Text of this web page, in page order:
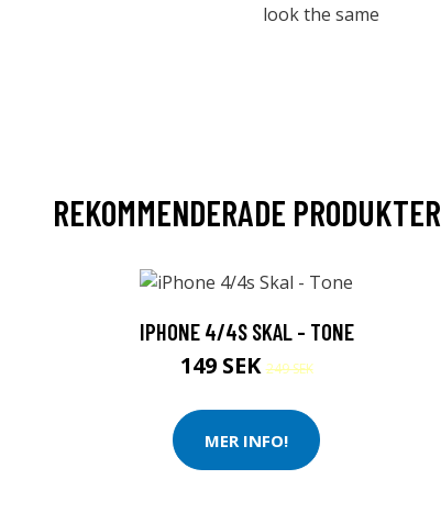
look the same
REKOMMENDERADE PRODUKTER
IPHONE 4/4S SKAL - TONE
149 SEK249 SEK
MER INFO!